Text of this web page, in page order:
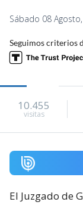
Sábado 08
Seguimos criterios
10.455
visitas
El Juzgado de